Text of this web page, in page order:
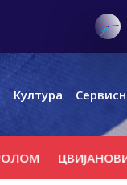
Култура
ЦВИЈАНОВИЋ: